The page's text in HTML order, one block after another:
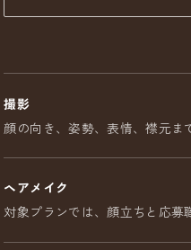
撮影
顔の向き、姿勢、表情、襟元ま
ヘアメイク
対象プランでは、顔立ちと応募